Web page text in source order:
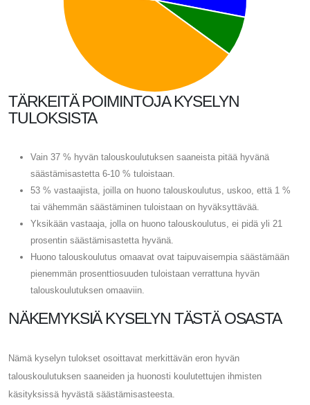
TÄRKEITÄ POIMINTOJA KYSELYN
TULOKSISTA
Vain 37 % hyvän talouskoulutuksen saaneista pitää hyvänä
säästämisastetta 6-10 % tuloistaan.
53 % vastaajista, joilla on huono talouskoulutus, uskoo, että 1 %
tai vähemmän säästäminen tuloistaan ​​on hyväksyttävää.
Yksikään vastaaja, jolla on huono talouskoulutus, ei pidä yli 21
prosentin säästämisastetta hyvänä.
Huono talouskoulutus omaavat ovat taipuvaisempia säästämään
pienemmän prosenttiosuuden tuloistaan ​​verrattuna hyvän
talouskoulutuksen omaaviin.
NÄKEMYKSIÄ KYSELYN TÄSTÄ OSASTA
Nämä kyselyn tulokset osoittavat merkittävän eron hyvän
talouskoulutuksen saaneiden ja huonosti koulutettujen ihmisten
käsityksissä hyvästä säästämisasteesta.